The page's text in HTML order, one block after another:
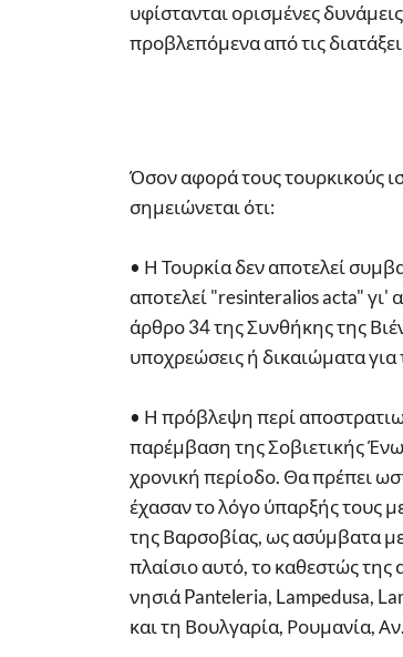
υφίστανται ορισμένες
προβλεπόμενα από τις
Όσον αφορά τους τουρκικούς
σημειώνεται ότι:
• Η Τουρκία δεν αποτελεί
αποτελεί "resinteralios acta"
άρθρο 34 της Συνθήκης της
υποχρεώσεις ή δικαιώματα
• Η πρόβλεψη περί
παρέμβαση της Σοβιετικής
χρονική περίοδο. Θα πρέπει
έχασαν το λόγο ύπαρξής τους
της Βαρσοβίας, ως ασύμβατα
πλαίσιο αυτό, το καθεστώς της
νησιά Panteleria, Lampedusa,
και τη Βουλγαρία, Ρουμανία,